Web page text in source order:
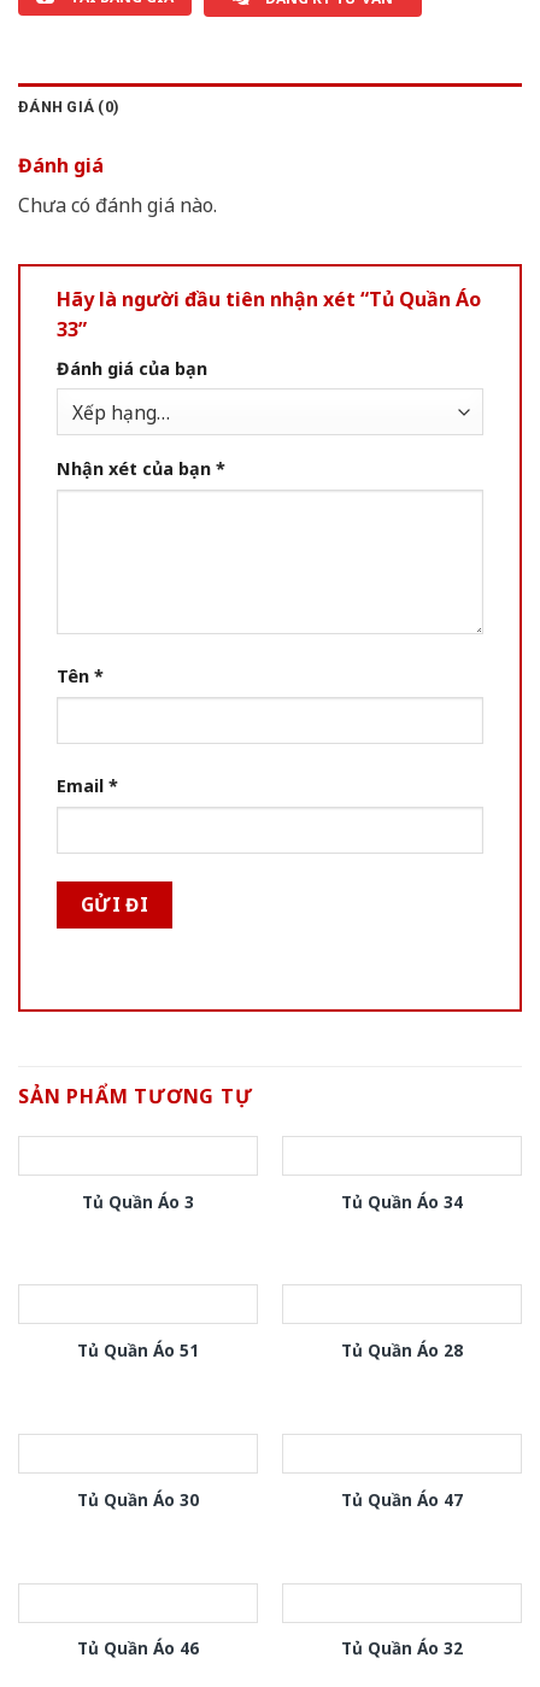
ĐÁNH GIÁ (0)
Đánh giá
Chưa có đánh giá nào.
Hãy là người đầu tiên nhận xét “Tủ Quần Áo
33”
Đánh giá của bạn
Nhận xét của bạn *
Tên *
Email *
SẢN PHẨM TƯƠNG TỰ
Tủ Quần Áo 3 Tủ Quần Áo 34
Tủ Quần Áo 51 Tủ Quần Áo 28
Tủ Quần Áo 30 Tủ Quần Áo 47
Tủ Quần Áo 46 Tủ Quần Áo 32